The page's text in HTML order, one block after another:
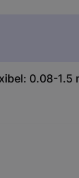
0.08-1.5